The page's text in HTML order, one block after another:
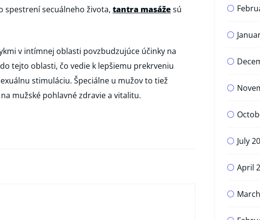
spestrení secuálneho života, tantra masážesú
v intímnej oblasti povzbudzujúce účinky na
tejto oblasti, čo vedie k lepšiemu prekrveniu
stimuláciu. Špeciálne u mužov to tiež
mužské pohlavné zdravie a vitalitu.
July
April